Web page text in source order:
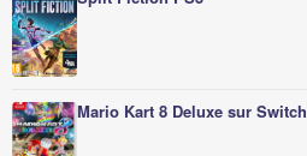
Mario Kart 8 Deluxe sur Switch